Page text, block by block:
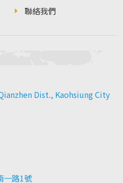
聯絡我們
Dist., Kaohsiung City
一路1號